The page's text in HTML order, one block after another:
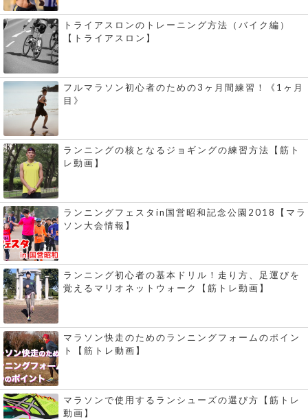
トライアスロンのトレーニング方法（バイク編）
【トライアスロン】
フルマラソン初心者のための3ヶ月間練習！《1ヶ月
目》
ランニングの核となるジョギングの練習方法【筋ト
レ動画】
ランニングフェスタin国営昭和記念公園2018【マラ
ソン大会情報】
ランニング初心者の基本ドリル！走り方、足運びを
覚えるマリオネットウォーク【筋トレ動画】
マラソン快走のためのランニングフォームのポイン
ト【筋トレ動画】
マラソンで使用するランシューズの選び方【筋トレ
動画】